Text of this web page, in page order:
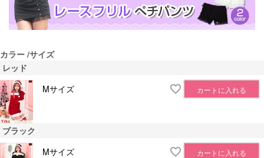
カラー サイズ
レッド
Mサイズ
カートに入れる
ブラック
Mサイズ
カートに入れる